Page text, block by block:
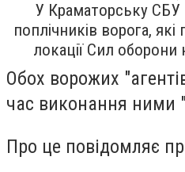
У Краматорську
поплічників ворога,
локації Сил оборони
Обох ворожих
час виконання ними
Про це повідомляє